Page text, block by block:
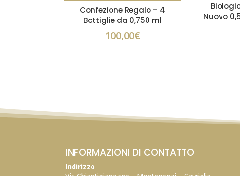
Confezione Regalo – 4
Bottiglie da 0,750 ml
100,00€
Nuovo
INFORMAZIONI DI CONTATTO
Indirizzo